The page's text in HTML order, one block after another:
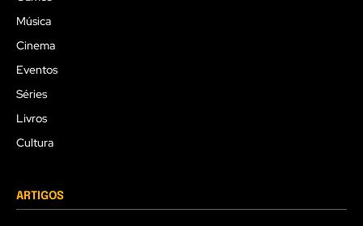
Música
Cinema
Eventos
Séries
Livros
Cultura
ARTIGOS